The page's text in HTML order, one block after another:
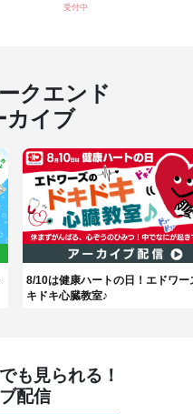
受付中
クエンド
カイブ
8/10は健康ハートの日！エドワー
キドキ心臓教室♪
も見られる！
配信